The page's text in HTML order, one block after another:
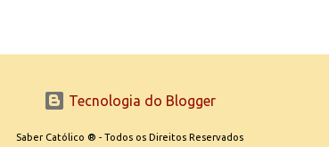
Tecnologia do Blogger
Saber Católico ® - Todos os Direitos Reservados